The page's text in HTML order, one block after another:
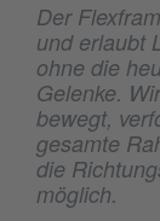
Der
und erlaubt
ohne die
Gelenke.
bewegt,
gesamte
die
möglich.